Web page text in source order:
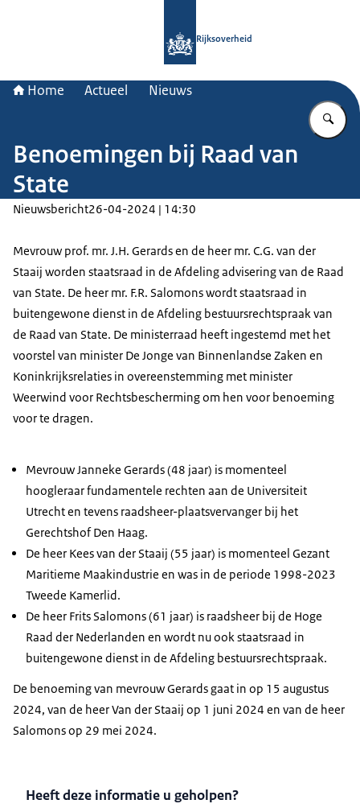
Rijksoverheid
Home Actueel Nieuws
Benoemingen bij Raad van
State
Nieuwsbericht26-04-2024 | 14:30
Mevrouw prof. mr. J.H. Gerards en de heer mr. C.G. van der
Staaij worden staatsraad in de Afdeling advisering van de Raad
van State. De heer mr. F.R. Salomons wordt staatsraad in
buitengewone dienst in de Afdeling bestuursrechtspraak van
de Raad van State. De ministerraad heeft ingestemd met het
voorstel van minister De Jonge van Binnenlandse Zaken en
Koninkrijksrelaties in overeenstemming met minister
Weerwind voor Rechtsbescherming om hen voor benoeming
voor te dragen.
Mevrouw Janneke Gerards (48 jaar) is momenteel
hoogleraar fundamentele rechten aan de Universiteit
Utrecht en tevens raadsheer-plaatsvervanger bij het
Gerechtshof Den Haag.
De heer Kees van der Staaij (55 jaar) is momenteel Gezant
Maritieme Maakindustrie en was in de periode 1998-2023
Tweede Kamerlid.
De heer Frits Salomons (61 jaar) is raadsheer bij de Hoge
Raad der Nederlanden en wordt nu ook staatsraad in
buitengewone dienst in de Afdeling bestuursrechtspraak.
De benoeming van mevrouw Gerards gaat in op 15 augustus
2024, van de heer Van der Staaij op 1 juni 2024 en van de heer
Salomons op 29 mei 2024.
Heeft deze informatie u geholpen?